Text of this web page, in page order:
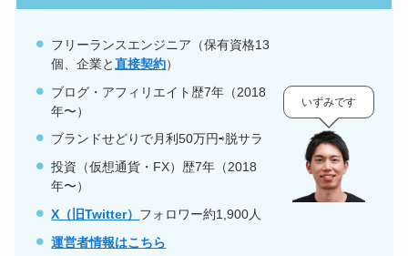
フリーランスエンジニア（保有資格13
個、企業と直接契約）
ブログ・アフィリエイト歴7年（2018
年〜）
ブランドせどりで月利50万円⇨脱サラ
投資（仮想通貨・FX）歴7年（2018
年〜）
X（旧Twitter） フォロワー約1,900人
運営者情報はこちら
いずみです